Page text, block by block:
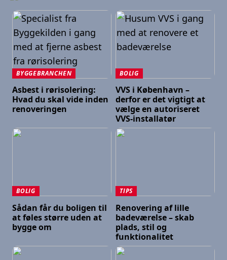
BYGGEBRANCHEN
Asbest i rørisolering:
Hvad du skal vide inden
renoveringen
BOLIG
VVS i København –
derfor er det vigtigt at
vælge en autoriseret
VVS-installatør
BOLIG
Sådan får du boligen til
at føles større uden at
bygge om
TIPS
Renovering af lille
badeværelse – skab
plads, stil og
funktionalitet